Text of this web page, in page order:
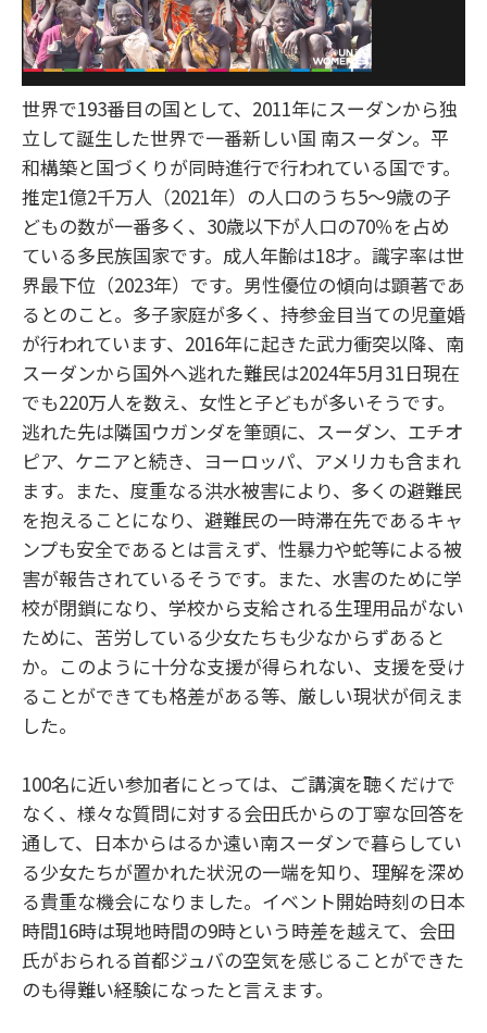
世界で193番目の国として、2011年にスーダンから独
立して誕生した世界で一番新しい国 南スーダン。平
和構築と国づくりが同時進行で行われている国です。
推定1億2千万人（2021年）の人口のうち5～9歳の子
どもの数が一番多く、30歳以下が人口の70％を占め
ている多民族国家です。成人年齢は18才。識字率は世
界最下位（2023年）です。男性優位の傾向は顕著であ
るとのこと。多子家庭が多く、持参金目当ての児童婚
が行われています、2016年に起きた武力衝突以降、南
スーダンから国外へ逃れた難民は2024年5月31日現在
でも220万人を数え、女性と子どもが多いそうです。
逃れた先は隣国ウガンダを筆頭に、スーダン、エチオ
ピア、ケニアと続き、ヨーロッパ、アメリカも含まれ
ます。また、度重なる洪水被害により、多くの避難民
を抱えることになり、避難民の一時滞在先であるキャ
ンプも安全であるとは言えず、性暴力や蛇等による被
害が報告されているそうです。また、水害のために学
校が閉鎖になり、学校から支給される生理用品がない
ために、苦労している少女たちも少なからずあると
か。このように十分な支援が得られない、支援を受け
ることができても格差がある等、厳しい現状が伺えま
した。
100名に近い参加者にとっては、ご講演を聴くだけで
なく、様々な質問に対する会田氏からの丁寧な回答を
通して、日本からはるか遠い南スーダンで暮らしてい
る少女たちが置かれた状況の一端を知り、理解を深め
る貴重な機会になりました。イベント開始時刻の日本
時間16時は現地時間の9時という時差を越えて、会田
氏がおられる首都ジュバの空気を感じることができた
のも得難い経験になったと言えます。